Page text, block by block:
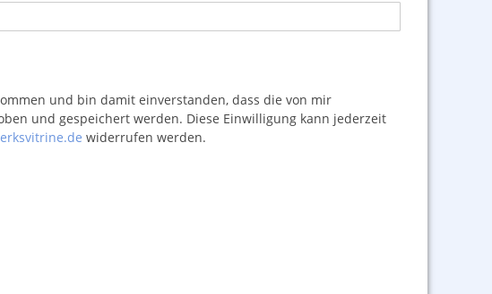
und bin damit einverstanden, dass die von mir
und gespeichert werden. Diese Einwilligung kann jederzeit
widerrufen werden.